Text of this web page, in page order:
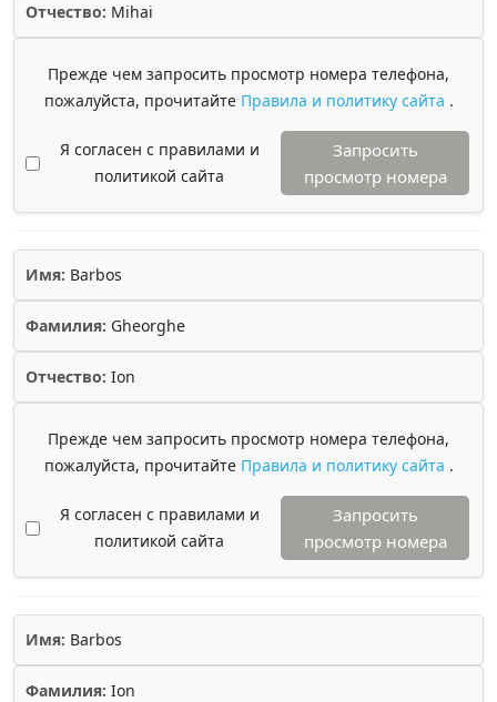
Отчество: Mihai
Прежде чем запросить просмотр номера телефона,
пожалуйста, прочитайте Правила и политику сайта .
Я согласен с правилами и
политикой сайта
Запросить
просмотр номера
Имя: Barbos
Фамилия: Gheorghe
Отчество: Ion
Прежде чем запросить просмотр номера телефона,
пожалуйста, прочитайте Правила и политику сайта .
Я согласен с правилами и
политикой сайта
Запросить
просмотр номера
Имя: Barbos
Фамилия: Ion